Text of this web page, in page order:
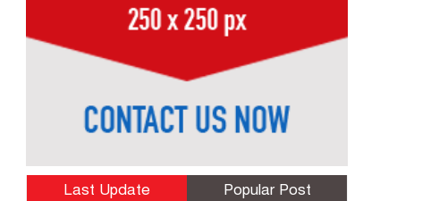
Last Update
Popular Post